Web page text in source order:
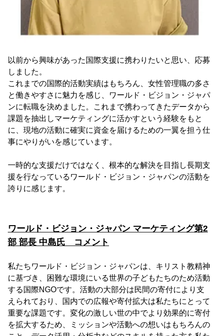
以前から興味があった国際支援に携わりたいと思い、応募
しました。
これまでの国際的活動実績はもちろん、女性管理職の多さ
と働きやすさに魅力を感じ、ワールド・ビジョン・ジャパ
ンに転職を決めました。これまで携わってきたデータから
課題を抽出しマーケティングに活かすという経験をもと
に、現地の活動に確実に資金を届けるための一翼を担う仕
事にやりがいを感じています。
一時的な支援だけではなく、根本的な解決を目指し長期支
援を行なっているワールド・ビジョン・ジャパンの活動を
誇りに感じます。
ワールド・ビジョン・ジャパン マーケティング第2
部 部長 中島氏 コメント
私たちワールド・ビジョン・ジャパンは、キリスト教精神
に基づき、困難な環境にいる世界の子どもたちのため活動
する国際NGOです。活動の大部分は民間の寄付により支
えられており、国内での広報や寄付拡大は私たちにとって
重要な課題です。変化の激しい世の中でより効果的に寄付
を拡大するため、ミッションや活動への想いはもちろんの